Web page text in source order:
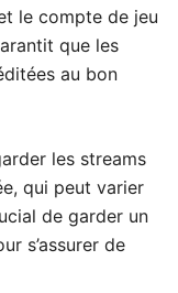
le compte de jeu
que les
au bon
les streams
qui peut varier
de garder un
s’assurer de